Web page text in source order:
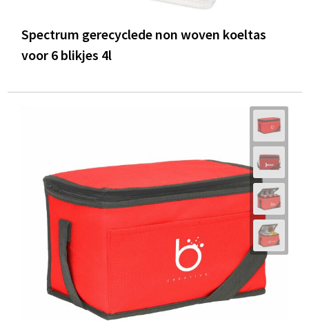
Spectrum gerecyclede non woven koeltas
voor 6 blikjes 4l